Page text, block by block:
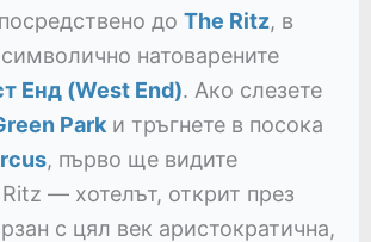
до The Ritz, в
натоварените
Енд (West End). Ако слезете
Parkи тръгнете в посока
, първо ще видите
— хотелът, открит през
с цял век аристократична,